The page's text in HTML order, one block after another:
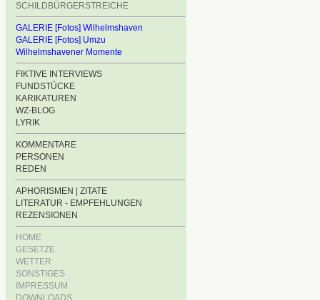
SCHILDBÜRGERSTREICHE
GALERIE [Fotos] Wilhelmshaven
GALERIE [Fotos] Umzu
Wilhelmshavener Momente
FIKTIVE INTERVIEWS
FUNDSTÜCKE
KARIKATUREN
WZ-BLOG
LYRIK
KOMMENTARE
PERSONEN
REDEN
APHORISMEN | ZITATE
LITERATUR - EMPFEHLUNGEN
REZENSIONEN
HOME
GESETZE
WETTER
SONSTIGES
IMPRESSUM
DOWNLOADS